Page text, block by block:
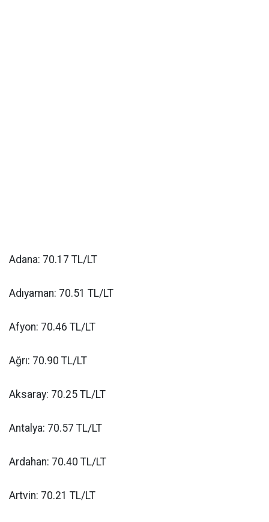
Adana: 70.17 TL/LT
Adıyaman: 70.51 TL/LT
Afyon: 70.46 TL/LT
Ağrı: 70.90 TL/LT
Aksaray: 70.25 TL/LT
Antalya: 70.57 TL/LT
Ardahan: 70.40 TL/LT
Artvin: 70.21 TL/LT